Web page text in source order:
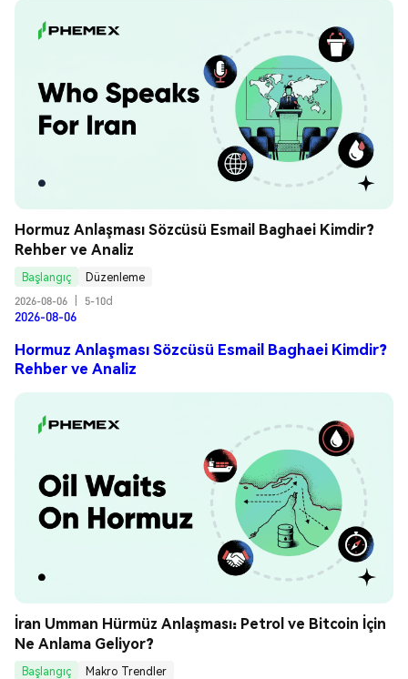
Hormuz Anlaşması Sözcüsü Esmail Baghaei Kimdir?
Rehber ve Analiz
Başlangıç
Düzenleme
2026-08-06
5-10d
2026-08-06
Hormuz Anlaşması Sözcüsü Esmail Baghaei Kimdir?
Rehber ve Analiz
İran Umman Hürmüz Anlaşması: Petrol ve Bitcoin İçin
Ne Anlama Geliyor?
Başlangıç
Makro Trendler